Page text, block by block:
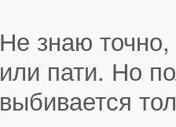
Не знаю точно,
или пати. Но
выбивается